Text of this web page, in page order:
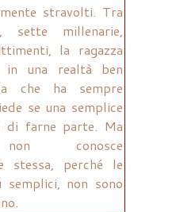
stravolti. Tra
sette millenarie,
la ragazza
in una realtà ben
che ha sempre
se una semplice
di farne parte. Ma
conosce
stessa, perché le
semplici, non sono